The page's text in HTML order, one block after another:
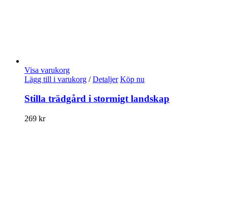
Visa varukorg
Lägg till i varukorg / Detaljer Köp nu
Stilla trädgård i stormigt landskap
269 kr